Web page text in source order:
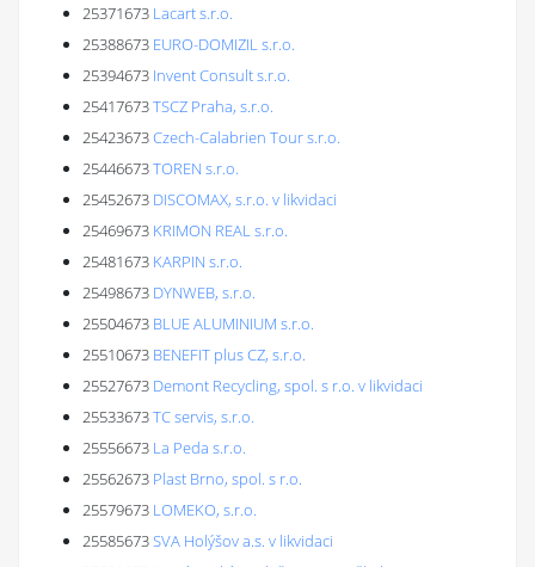
25371673 Lacart s.r.o.
25388673 EURO-DOMIZIL s.r.o.
25394673 Invent Consult s.r.o.
25417673TSCZ Praha, s.r.o.
25423673Czech-Calabrien Tour s.r.o.
25446673TOREN s.r.o.
25452673 DISCOMAX, s.r.o. v likvidaci
25469673 KRIMON REAL s.r.o.
25481673 KARPIN s.r.o.
25498673 DYNWEB, s.r.o.
25504673 BLUE ALUMINIUM s.r.o.
25510673 BENEFIT plus CZ, s.r.o.
25527673 Demont Recycling, spol. s r.o. v likvidaci
25533673TC servis, s.r.o.
25556673 La Peda s.r.o.
25562673 Plast Brno, spol. s r.o.
25579673 LOMEKO, s.r.o.
25585673SVA Holýšov a.s. v likvidaci